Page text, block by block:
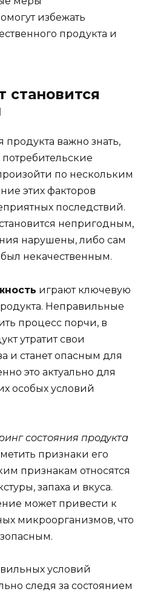
избежать
продукта и
становится
продукта важно знать,
потребительские
по нескольким
этих факторов
последствий.
непригодным,
нарушены, либо сам
некачественным.
играют ключевую
Неправильные
процесс порчи, в
утратит свои
и станет опасным для
это актуально для
особых условий
состояния продукта
признаки его
признакам относятся
запаха и вкуса.
может привести к
микроорганизмов, что
условий
следя за состоянием